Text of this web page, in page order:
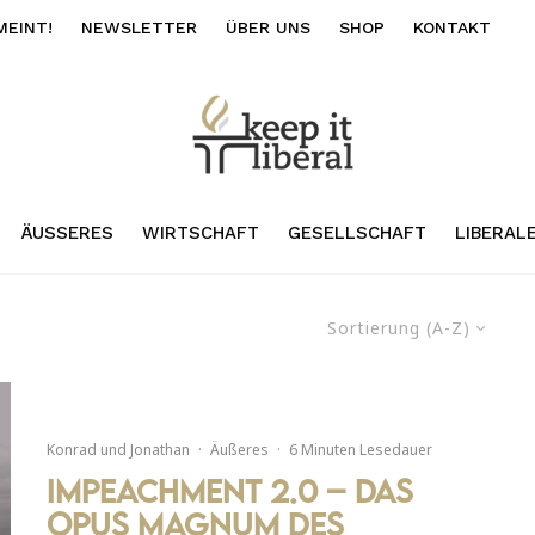
NEWSLETTER ÜBER UNS SHOP KONTAKT
ÄUSSERES WIRTSCHAFT GESELLSCHAFT
Sortierung (A-Z)
Konrad und Jonathan · Äußeres · 6 Minuten Lesedauer
Impeachment 2.0 – Das
Opus Magnum des